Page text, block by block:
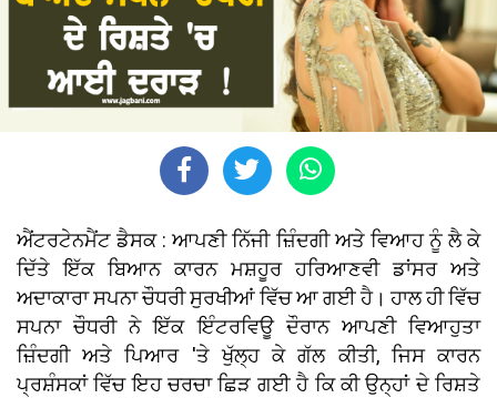
ਐਂਟਰਟੇਨਮੈਂਟ ਡੈਸਕ : ਆਪਣੀ ਨਿੱਜੀ ਜ਼ਿੰਦਗੀ ਅਤੇ ਵਿਆਹ ਨੂੰ ਲੈ ਕੇ
ਦਿੱਤੇ ਇੱਕ ਬਿਆਨ ਕਾਰਨ ਮਸ਼ਹੂਰ ਹਰਿਆਣਵੀ ਡਾਂਸਰ ਅਤੇ
ਅਦਾਕਾਰਾ ਸਪਨਾ ਚੌਧਰੀ ਸੁਰਖੀਆਂ ਵਿੱਚ ਆ ਗਈ ਹੈ। ਹਾਲ ਹੀ ਵਿੱਚ
ਸਪਨਾ ਚੌਧਰੀ ਨੇ ਇੱਕ ਇੰਟਰਵਿਊ ਦੌਰਾਨ ਆਪਣੀ ਵਿਆਹੁਤਾ
ਜ਼ਿੰਦਗੀ ਅਤੇ ਪਿਆਰ 'ਤੇ ਖੁੱਲ੍ਹ ਕੇ ਗੱਲ ਕੀਤੀ, ਜਿਸ ਕਾਰਨ
ਪ੍ਰਸ਼ੰਸਕਾਂ ਵਿੱਚ ਇਹ ਚਰਚਾ ਛਿੜ ਗਈ ਹੈ ਕਿ ਕੀ ਉਨ੍ਹਾਂ ਦੇ ਰਿਸ਼ਤੇ